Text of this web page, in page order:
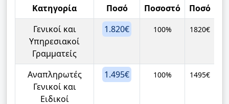
Κατηγορία Ποσό Ποσοστό Ποσό
Γενικοί και
Υπηρεσιακοί
Γραμματείς
1.820€ 100% 1820€
Αναπληρωτές
Γενικοί και
Ειδικοί
1.495€ 100% 1495€